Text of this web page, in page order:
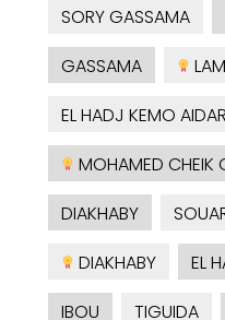
SORY GASSAMA
GASSAMA
EL HADJ KEMO
MOHAMED CHEIK
DIAKHABY
DIAKHABY
EL
IBOU
TIGUIDA